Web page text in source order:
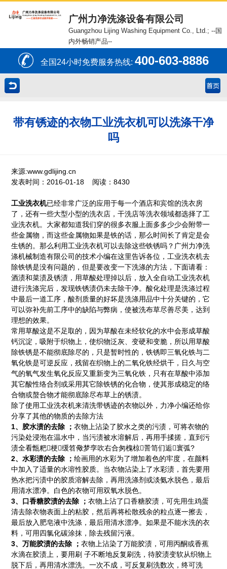
广州力净洗涤设备有限公司
Guangzhou Lijing Washing Equipment Co., Ltd.; --国
内外畅销产品--
全国24小时免费服务热线:400-603-8886
带有锈迹的衣物工业洗衣机可以洗涤干净
吗
来源:www.gdlijing.cn
发表时间：2016-01-18 阅读：8430
工业洗衣机已经非常广泛的应用于每一个酒店和宾馆的洗衣房
了，还有一些大型小型的洗衣店，干洗店等洗衣领域都选择了工
业洗衣机。大家都知道我们穿的很多衣服上面多多少少会附带一
些金属物，而这些金属物如果是铁的话，那么时间长了肯定是会
生锈的。那么利用工业洗衣机可以去除这些铁锈吗？广州力净洗
涤机械制造有限公司的技术小编在这里告诉各位，工业洗衣机去
除铁锈是没有问题的，但是要改变一下洗涤的方法，下面请看：
酒渍和菜渍及锈渍，用草酸处理掉以后，放入全自动工业洗衣机
进行洗涤完后，发现铁锈渍仍未去除干净。酸化处理是洗涤过程
中最后一道工序，酸剂质量的好坏是洗涤用品中十分关键的，它
可以弥补先前工序中的缺陷与弊病，使被洗布草尽善尽美，达到
理想的效果。
常用草酸这是不足取的，因为草酸在未经软化的水中会形成草酸
钙沉淀，吸附于织物上，使织物泛灰、变硬和变脆，所以用草酸
除铁锈是不能彻底除尽的，只是暂时性的，铁锈即三氧化铁与二
氧化铁是可逆反应，残留在织物上的二氧化铁经烘干，日久与空
气的氧气发生氧化反应又重新变为三氧化铁，只有在草酸中添加
其它酸性络合剂或采用其它除铁锈的化合物，使其形成稳定的络
合物或螯合物才能彻底除尽布草上的锈渍。
除了使用工业洗衣机来清洗带锈迹的衣物以外，力净小编还给你
分享了其他的物质的去除方法
1、胶水渍的去除 ；衣物上沾染了胶水之类的污渍，可将衣物的
污染处浸泡在温水中，当污渍被水溶解后，再用手揉搓，直到污
渍全看甑粑梗缓笤儆梦孪吹右合匆槐椋詈笥们逅寰弧?
2、水彩渍的去除 ；绘画用的水彩为了增加着色的牢度，在颜料
中加入了适量的水溶性胶质。当衣物沾染上了水彩渍，首先要用
热水把污渍中的胶质溶解去除，再用洗涤剂或淡氨水脱色，最后
用清水漂净。白色的衣物可用双氧水脱色。
3、口香糖胶渍的去除 ；衣物上沾了口香糖胶渍，可先用生鸡蛋
清去除衣物表面上的粘胶，然后再将松散残余的粒点逐一擦去，
最后放入肥皂液中洗涤，最后用清水漂净。如果是不能水洗的衣
料，可用四氯化碳涂抹，除去残留污液。
3、万能胶渍的去除 ；衣物上沾染了万能胶渍，可用丙酮或香蕉
水滴在胶渍上，要用刷 子不断地反复刷洗，待胶渍变软从织物上
脱下后，再用清水漂洗。一次不成，可反复刷洗数次，终可洗